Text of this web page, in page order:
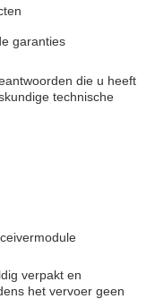
garanties
die u heeft
technische
verpakt en
het vervoer geen